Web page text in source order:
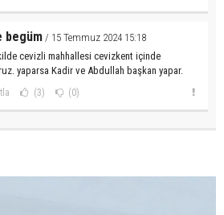
begüm / 15 Temmuz 2024 15:18
cevizli mahhallesi cevizkent içinde
yaparsa Kadir ve Abdullah başkan yapar.
(3) (0)